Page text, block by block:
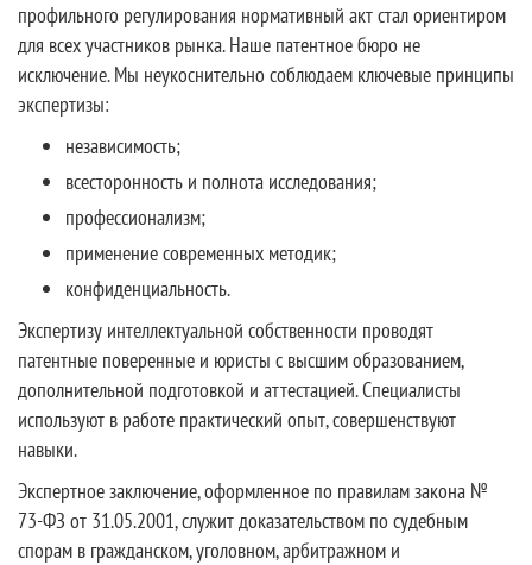
профильного регулирования нормативный акт стал ориентиром
для всех участников рынка. Наше патентное бюро не
исключение. Мы неукоснительно соблюдаем ключевые принципы
экспертизы:
независимость;
всесторонность и полнота исследования;
профессионализм;
применение современных методик;
конфиденциальность.
Экспертизу интеллектуальной собственности проводят
патентные поверенные и юристы с высшим образованием,
дополнительной подготовкой и аттестацией. Специалисты
используют в работе практический опыт, совершенствуют
навыки.
Экспертное заключение, оформленное по правилам закона №
73-ФЗ от 31.05.2001, служит доказательством по судебным
спорам в гражданском, уголовном, арбитражном и